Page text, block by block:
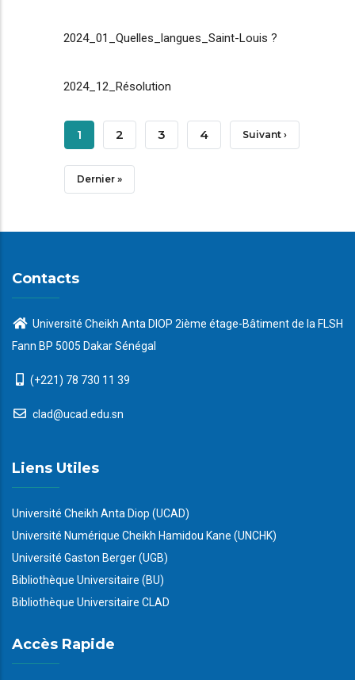
2024_01_Quelles_langues_Saint-Louis ?
2024_12_Résolution
Pagination
Page
Courante
1 Page
2 Page
3 Page
4 Page
Suivant ›
Dernière
Dernier »
Contacts
Université Cheikh Anta DIOP 2ième étage-Bâtiment de la FLSH
Fann BP 5005 Dakar Sénégal
(+221) 78 730 11 39
clad@ucad.edu.sn
Liens Utiles
Université Cheikh Anta Diop (UCAD)
Université Numérique Cheikh Hamidou Kane (UNCHK)
Université Gaston Berger (UGB)
Bibliothèque Universitaire (BU)
Bibliothèque Universitaire CLAD
Accès Rapide